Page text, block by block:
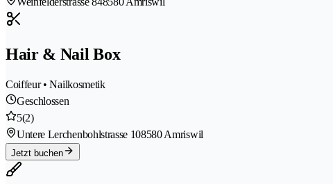
Hair & Nail Box
Coiffeur • Nailkosmetik
Geschlossen
5(2)
Untere Lerchenbohlstrasse 108580 Amriswil
Jetzt buchen